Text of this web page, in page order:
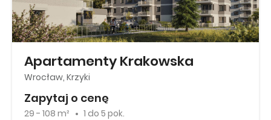
Apartamenty Krakowska
Wrocław, Krzyki
Zapytaj o cenę
29 - 108 m² 1 do 5 pok.